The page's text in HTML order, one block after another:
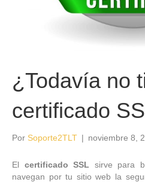
¿Todavía no
certificado
Por Soporte2TLT | noviembre 8,
El certificado SSL sirve para
navegan por tu sitio web la